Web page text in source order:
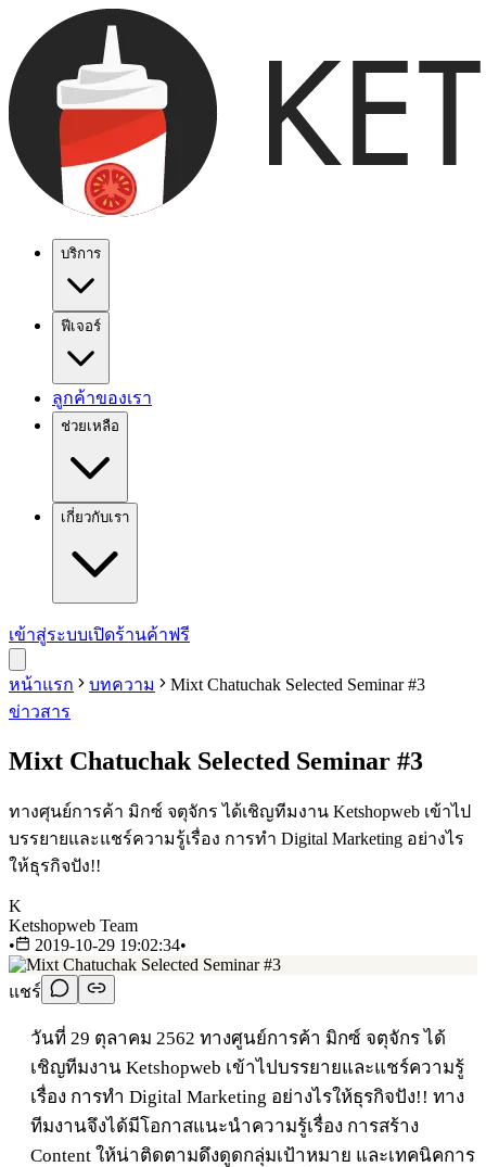
บริการ
ฟีเจอร์
ลูกค้าของเรา
ช่วยเหลือ
เกี่ยวกับเรา
เข้าสู่ระบบเปิดร้านค้าฟรี
หน้าแรก บทความ
Mixt Chatuchak Selected Seminar #3
ข่าวสาร
Mixt Chatuchak Selected Seminar #3
ทางศุนย์การค้า มิกซ์ จตุจักร ได้เชิญทีมงาน Ketshopweb เข้าไป
บรรยายและแชร์ความรู้เรื่อง การทำ Digital Marketing อย่างไร
ให้ธุรกิจปัง!!
K
Ketshopweb Team
•
2019-10-29 19:02:34•
แชร์
วันที่ 29 ตุลาคม 2562 ทางศูนย์การค้า มิกซ์ จตุจักร ได้
เชิญทีมงาน Ketshopweb เข้าไปบรรยายและแชร์ความรู้
เรื่อง การทำ Digital Marketing อย่างไรให้ธุรกิจปัง!! ทาง
ทีมงานจึงได้มีโอกาสแนะนำความรู้เรื่อง การสร้าง
Content ให้น่าติดตามดึงดูดกลุ่มเป้าหมาย และเทคนิคการ